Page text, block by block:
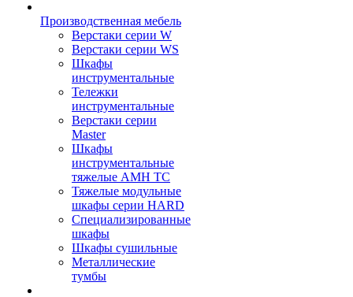
Производственная мебель
Верстаки серии W
Верстаки серии WS
Шкафы
инструментальные
Тележки
инструментальные
Верстаки серии
Master
Шкафы
инструментальные
тяжелые AMH TC
Тяжелые модульные
шкафы серии HARD
Cпециализированные
шкафы
Шкафы сушильные
Металлические
тумбы